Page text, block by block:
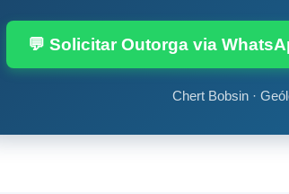
💬 Solicitar Outorga via
Chert Bobsin ·